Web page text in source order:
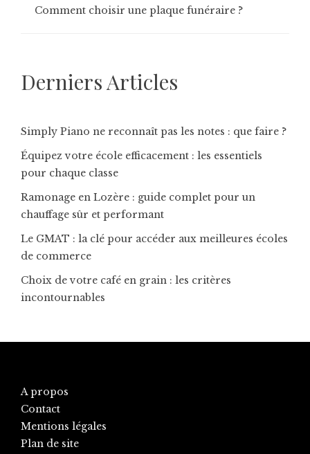
Comment choisir une plaque funéraire ?
Derniers Articles
Simply Piano ne reconnaît pas les notes : que faire ?
Équipez votre école efficacement : les essentiels
pour chaque classe
Ramonage en Lozère : guide complet pour un
chauffage sûr et performant
Le GMAT : la clé pour accéder aux meilleures écoles
de commerce
Choix de votre café en grain : les critères
incontournables
A propos
Contact
Mentions légales
Plan de site